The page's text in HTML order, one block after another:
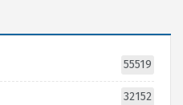
55519
32152